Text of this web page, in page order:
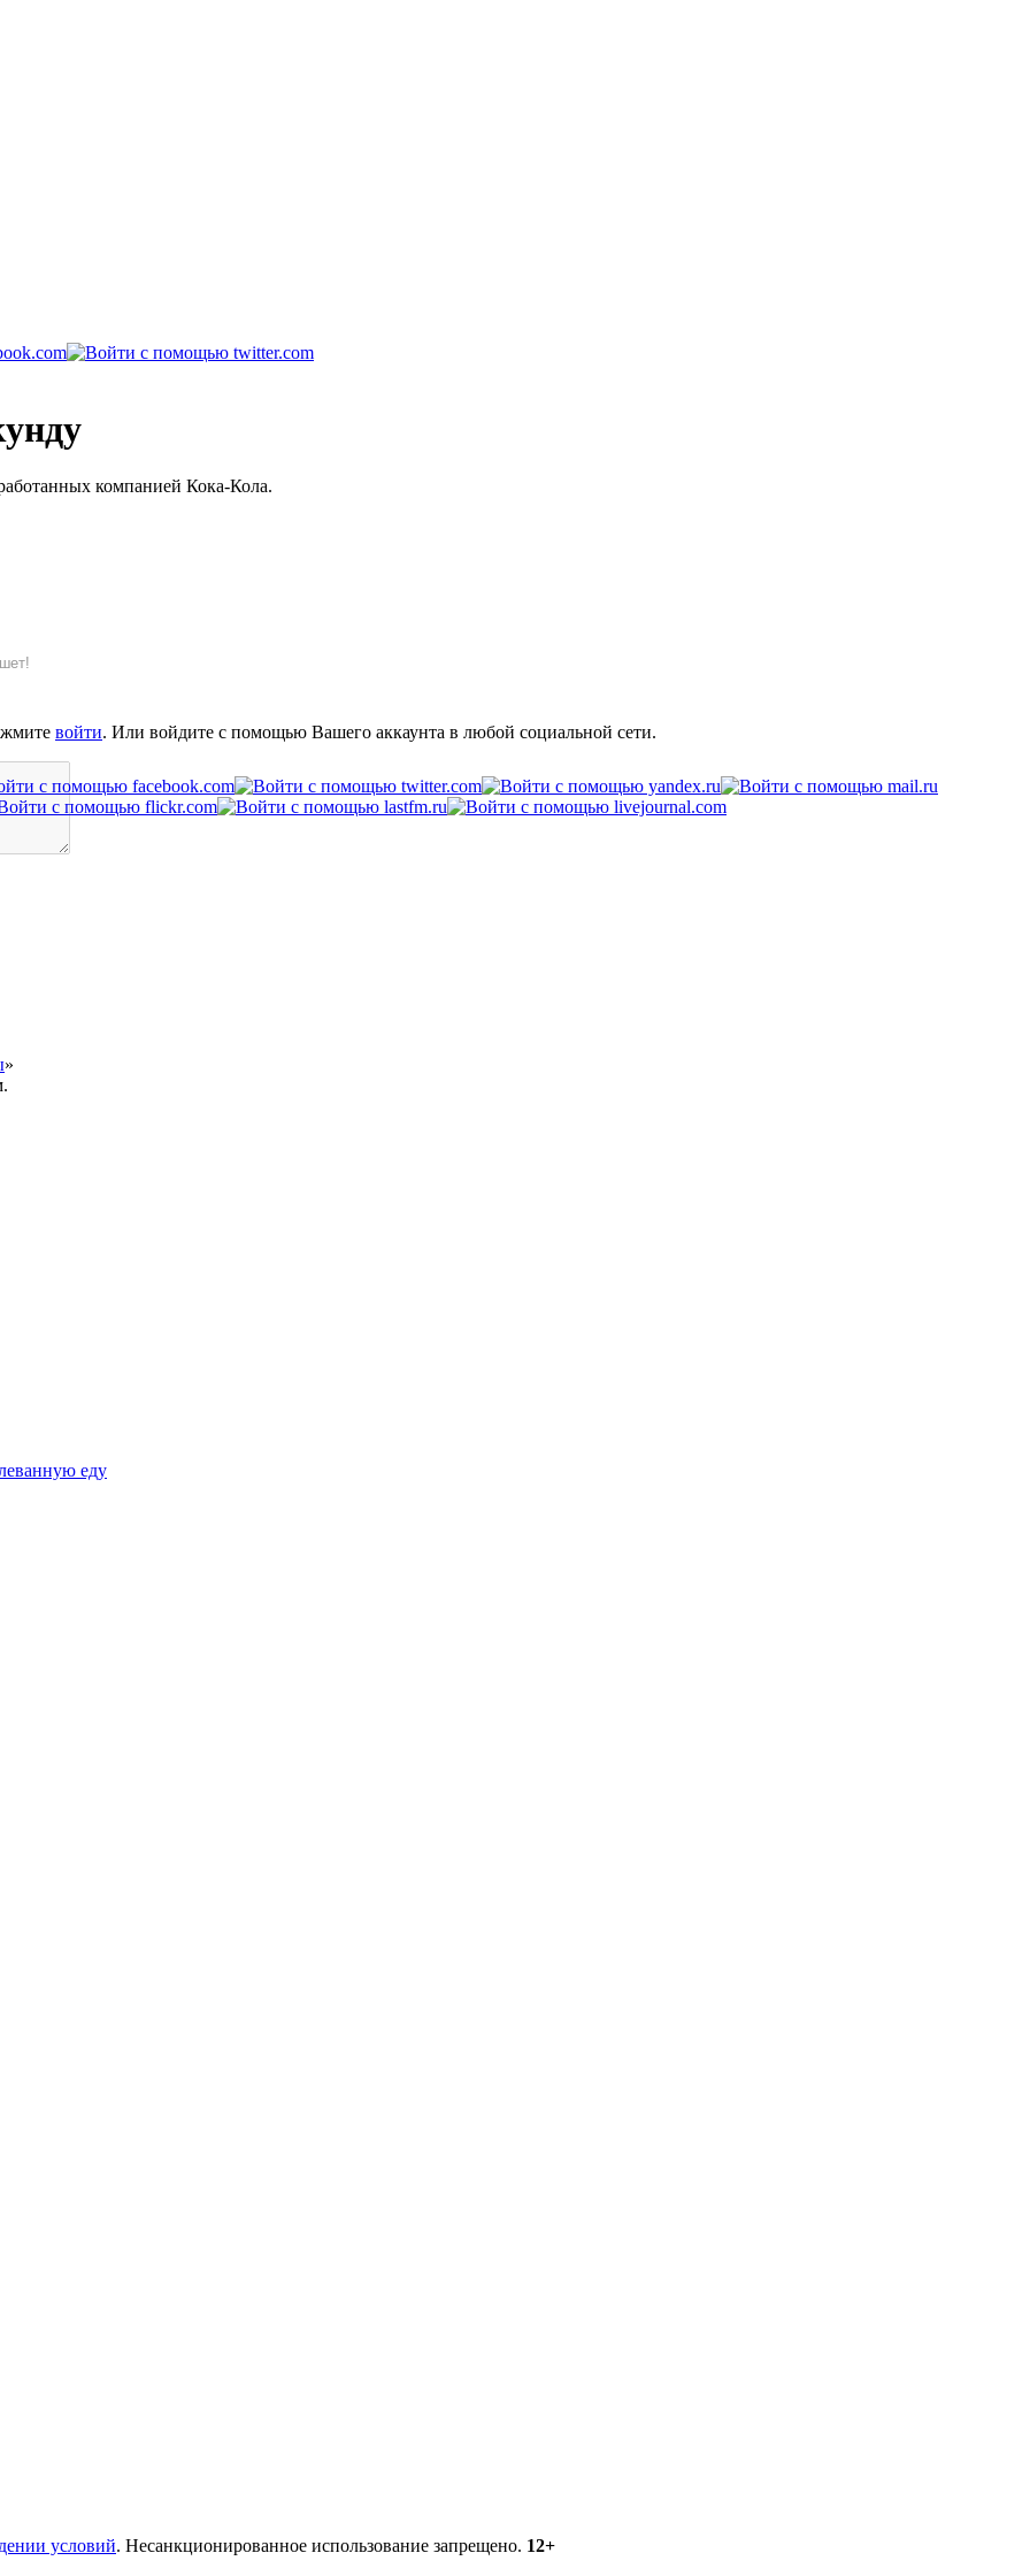
компанией Кока-Кола.
войти. Или войдите с помощью Вашего аккаунта в любой социальной сети.
»
еду
условий. Несанкционированное использование запрещено. 12+